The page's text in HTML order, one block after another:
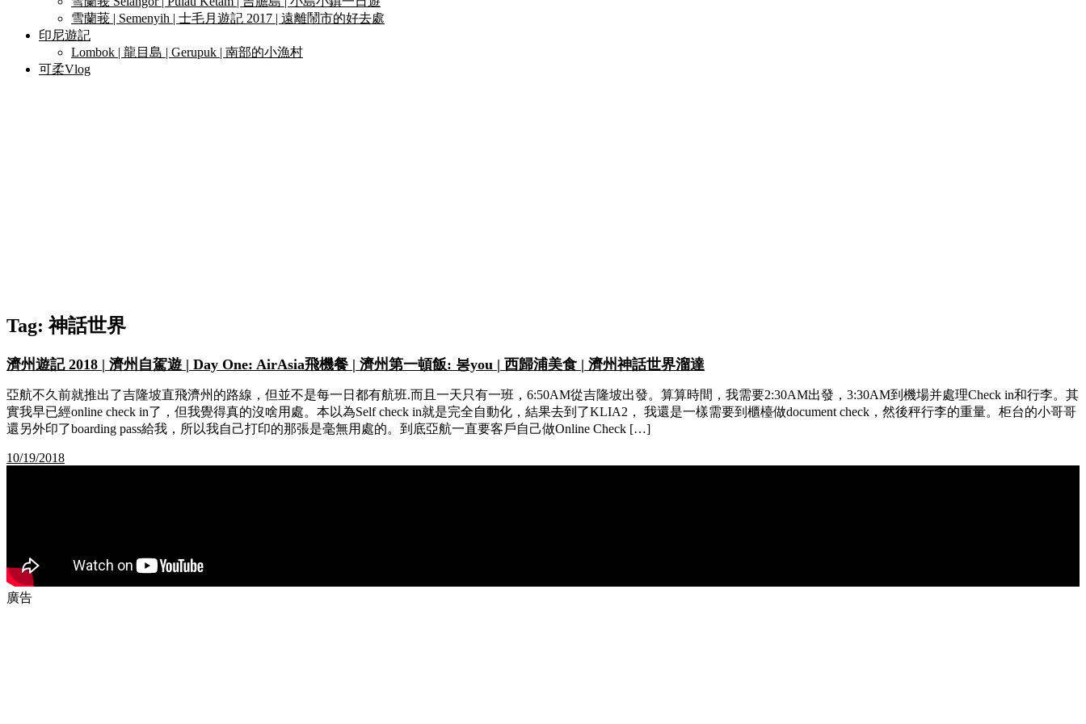
雪蘭莪 | Semenyih | 士毛月遊記 2017 | 遠離鬧市的好去處
印尼遊記
Lombok | 龍目島 | Gerupuk | 南部的小漁村
可柔Vlog
Tag:神話世界
濟州遊記 2018 | 濟州自駕遊 | Day One: AirAsia飛機餐 | 濟州第一頓飯: 봉you | 西歸浦美食 | 濟州神話世界溜達
亞航不久前就推出了吉隆坡直飛濟州的路線，但並不是每一日都有航班.而且一天只有一班，6:50AM從吉隆坡出發。算算時間，我需要2:30AM出發，3:30AM到機場并處理Check in和行李。其
實我早已經online check in了，但我覺得真的沒啥用處。本以為Self check in就是完全自動化，結果去到了KLIA2， 我還是一樣需要到櫃檯做document check，然後秤行李的重量。柜台的小哥哥
還另外印了boarding pass給我，所以我自己打印的那張是毫無用處的。到底亞航一直要客戶自己做Online Check […]
10/19/2018
廣告